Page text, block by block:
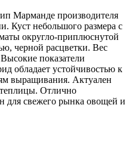
Марманде производителя
Куст небольшого размера с
округло-приплюснутой
черной расцветки. Вес
показатели
обладает устойчивостью к
выращивания. Актуален
Отлично
для свежего рынка овощей и